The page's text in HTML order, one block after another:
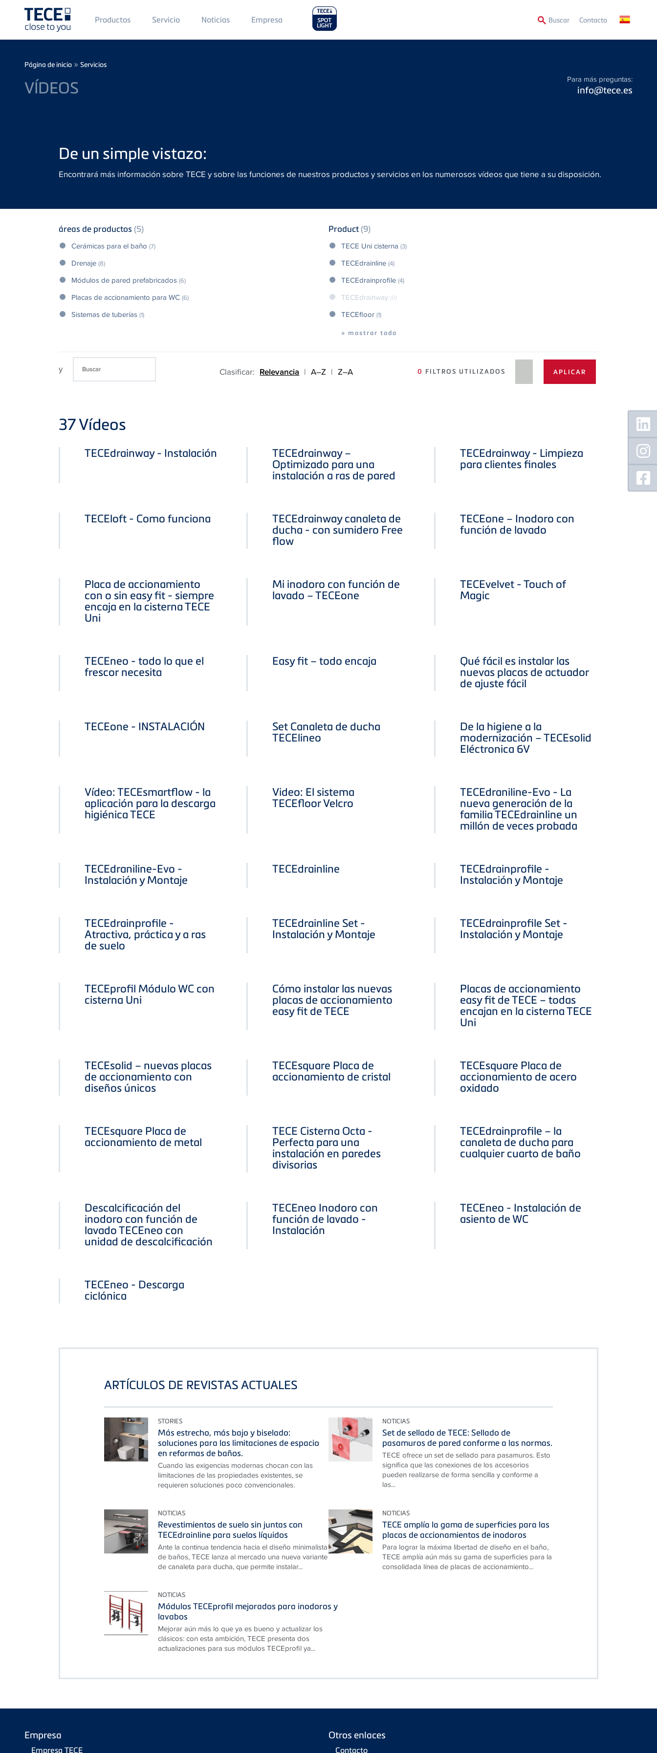
Main
Menü
1
Productos Servicio Noticias Main
Menu
2
Empresa BuscarSecondary
Menu
Contacto
Breadcrumb
Página de inicio » Servicios
VÍDEOS Para más preguntas:
info@tece.es
De un simple vistazo:
Encontrará más información sobre TECE y sobre las funciones de nuestros productos y servicios en los numerosos vídeos que tiene a su disposición.
áreas de productos (5)
Cerámicas para el baño (7)
Drenaje (8)
Módulos de pared prefabricados (6)
Placas de accionamiento para WC (6)
Sistemas de tuberías (1)
Product (9)
TECE Uni cisterna (3)
TECEdrainline (4)
TECEdrainprofile (4)
TECEdrainway (0)
TECEfloor (1)
» mostrar todo
y Clasificar: Relevancia | A–Z | Z–A 0 FILTROS UTILIZADOS
37Vídeos
TECEdrainway - Instalación TECEdrainway –
Optimizado para una
instalación a ras de pared
TECEdrainway - Limpieza
para clientes finales
TECEloft - Como funciona TECEdrainway canaleta de
ducha - con sumidero Free
flow
TECEone – Inodoro con
función de lavado
Placa de accionamiento
con o sin easy fit - siempre
encaja en la cisterna TECE
Uni
Mi inodoro con función de
lavado – TECEone
TECEvelvet - Touch of
Magic
TECEneo - todo lo que el
frescor necesita
Easy fit – todo encaja Qué fácil es instalar las
nuevas placas de actuador
de ajuste fácil
TECEone - INSTALACIÓN Set Canaleta de ducha
TECElineo
De la higiene a la
modernización – TECEsolid
Eléctronica 6V
Vídeo: TECEsmartflow - la
aplicación para la descarga
higiénica TECE
Video: El sistema
TECEfloor Velcro
TECEdraniline-Evo - La
nueva generación de la
familia TECEdrainline un
millón de veces probada
TECEdraniline-Evo -
Instalación y Montaje
TECEdrainline TECEdrainprofile -
Instalación y Montaje
TECEdrainprofile -
Atractiva, práctica y a ras
de suelo
TECEdrainline Set -
Instalación y Montaje
TECEdrainprofile Set -
Instalación y Montaje
TECEprofil Módulo WC con
cisterna Uni
Cómo instalar las nuevas
placas de accionamiento
easy fit de TECE
Placas de accionamiento
easy fit de TECE – todas
encajan en la cisterna TECE
Uni
TECEsolid – nuevas placas
de accionamiento con
diseños únicos
TECEsquare Placa de
accionamiento de cristal
TECEsquare Placa de
accionamiento de acero
oxidado
TECEsquare Placa de
accionamiento de metal
TECE Cisterna Octa -
Perfecta para una
instalación en paredes
divisorias
TECEdrainprofile – la
canaleta de ducha para
cualquier cuarto de baño
Descalcificación del
inodoro con función de
lavado TECEneo con
unidad de descalcificación
TECEneo Inodoro con
función de lavado -
Instalación
TECEneo - Instalación de
asiento de WC
TECEneo - Descarga
ciclónica
ARTÍCULOS DE REVISTAS ACTUALES
STORIES
Más estrecho, más bajo y biselado:
soluciones para las limitaciones de espacio
en reformas de baños.
Cuando las exigencias modernas chocan con las
limitaciones de las propiedades existentes, se
requieren soluciones poco convencionales.
NOTICIAS
Set de sellado de TECE: Sellado de
pasamuros de pared conforme a las normas.
TECE ofrece un set de sellado para pasamuros. Esto
significa que las conexiones de los accesorios
pueden realizarse de forma sencilla y conforme a
las...
NOTICIAS
Revestimientos de suelo sin juntas con
TECEdrainline para suelos líquidos
Ante la continua tendencia hacia el diseño minimalista
de baños, TECE lanza al mercado una nueva variante
de canaleta para ducha, que permite instalar...
NOTICIAS
TECE amplía la gama de superficies para las
placas de accionamientos de inodoros
Para lograr la máxima libertad de diseño en el baño,
TECE amplía aún más su gama de superficies para la
consolidada línea de placas de accionamiento...
NOTICIAS
Módulos TECEprofil mejorados para inodoros y
lavabos
Mejorar aún más lo que ya es bueno y actualizar los
clásicos: con esta ambición, TECE presenta dos
actualizaciones para sus módulos TECEprofil ya...
Empresa
Empresa TECE
Otros enlaces
Contacto
Floating